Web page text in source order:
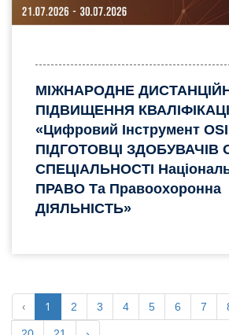
МІЖНАРОДНЕ
ПІДВИЩЕННЯ
«Цифровий Інструмент
ПІДГОТОВЦІ ЗДОБУВАЧІВ
СПЕЦІАЛЬНОСТІ
ПРАВО Та Правоохоронна
ДІЯЛЬНІСТЬ»
‹ 1 2 3 4 5 6 7